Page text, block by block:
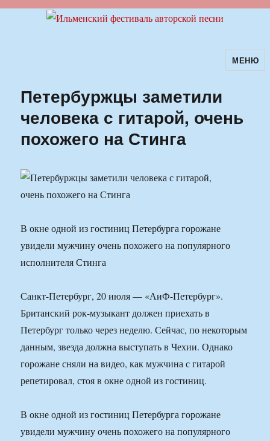
Ильменский фестиваль авторскойМЕНЮ
Петербуржцы заметили
человека с гитарой, очень
похожего на Стинга
В окне одной из гостиниц Петербурга горожане
увидели мужчину очень похожего на популярного
исполнителя Стинга
Санкт-Петербург, 20 июля — «АиФ-Петербург».
Британский рок-музыкант должен приехать в
Петербург только через неделю. Сейчас, по некоторым
данным, звезда должна выступать в Чехии. Однако
горожане сняли на видео, как мужчина с гитарой
репетировал, стоя в окне одной из гостиниц.
В окне одной из гостиниц Петербурга горожане
увидели мужчину очень похожего на популярного